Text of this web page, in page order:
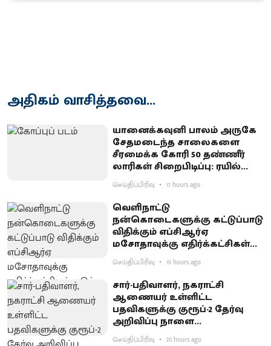
அதிகம் வாசித்தவை...
யானைக்கவுனி பாலம் அருகே
சேதமடைந்த சாலைகளை
சீரமைக்க கோரி 50 தண்ணீர்
லாரிகள் சிறைபிடிப்பு: ரயில்வே
குடியிருப்புவாசிகள் போராட்டம்
செய்திப்பிரிவு 17 hours ago
வெளிநாட்டு
நன்கொடைகளுக்கு கட்டுப்பாடு
விதிக்கும் எப்சிஆர்ஏ
மசோதாவுக்கு எதிர்க்கட்சிகள்
கடும் எதிர்ப்பு
செய்திப்பிரிவு 19 hours ago
சார்-பதிவாளர், நகராட்சி
ஆணையர் உள்ளிட்ட
பதவிகளுக்கு குரூப்-2 தேர்வு
அறிவிப்பு நாளை
வெளியாகிறது
செய்திப்பிரிவு 20 hours ago